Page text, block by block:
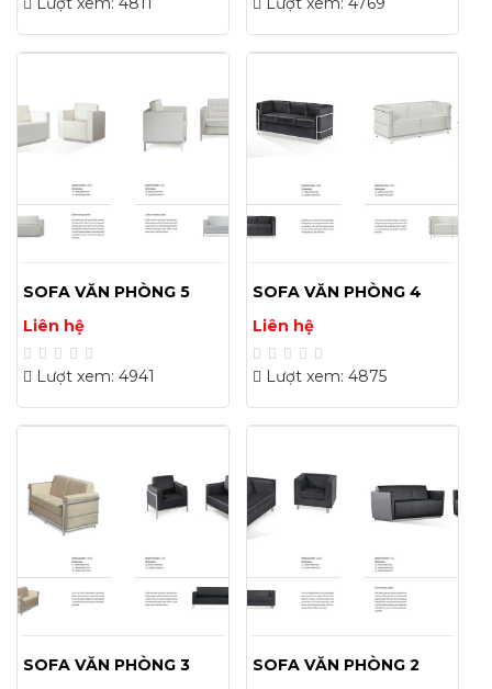
SOFA VĂN PHÒNG 5
Liên hệ
Lượt xem: 4941
SOFA VĂN PHÒNG 4
Liên hệ
Lượt xem: 4875
SOFA VĂN PHÒNG 3 SOFA VĂN PHÒNG 2